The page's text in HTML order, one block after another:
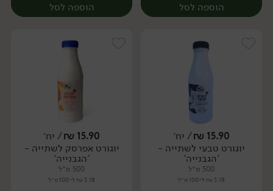
הוספה לסל
יח׳
הוספה לסל
יח׳
15.90
₪/ יח׳
יוגורט טבעי לשתייה -
'הגבנייה'
500 מ״ל
3.18 ₪ ל-100 מ״ל
15.90
₪/ יח׳
יוגורט אפרסק לשתייה -
'הגבנייה'
500 מ״ל
3.18 ₪ ל-100 מ״ל